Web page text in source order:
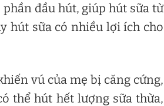
đầu hút, giúp hút sữa từ
hút sữa có nhiều lợi ích cho
vú của mẹ bị căng cứng,
thể hút hết lượng sữa thừa,